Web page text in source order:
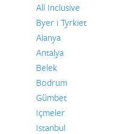
All Inclusive
Byer i Tyrkiet
Alanya
Antalya
Belek
Bodrum
Gümbet
Içmeler
Istanbul